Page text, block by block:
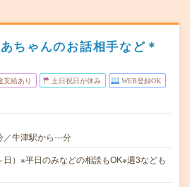
ちゃんのお話相手など＊
支給あり 土日祝日が休み WEB登録OK
／牛津駅から---分
日）※平日のみなどの相談もOK※週3なども